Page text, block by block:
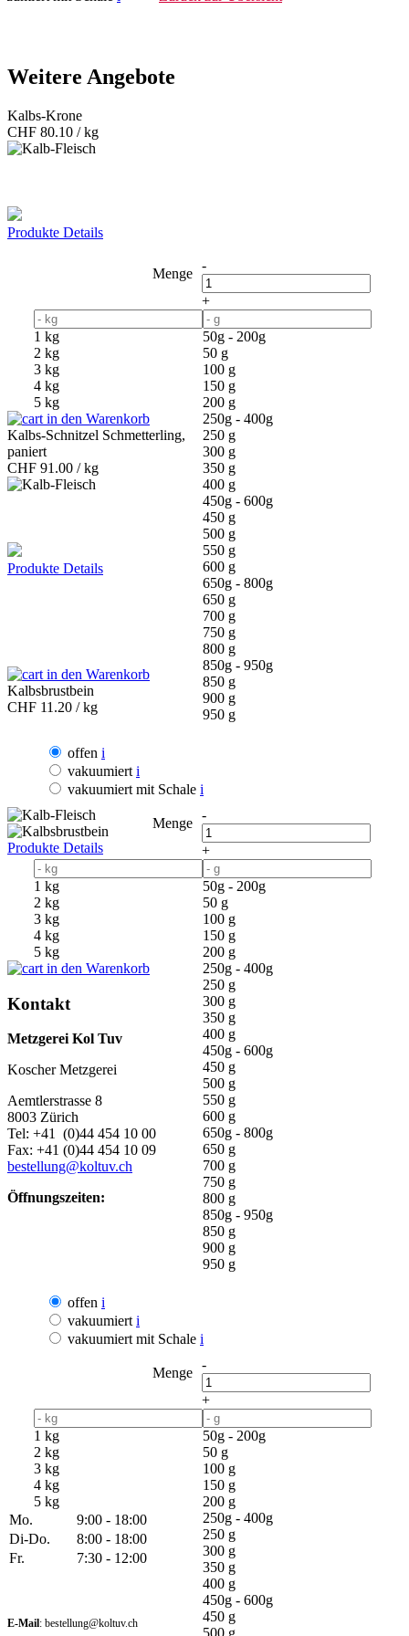
Weitere Angebote
Kalbs-Krone
CHF 80.10 / kg
Produkte Details
-
+
Menge
50g - 200g
50 g
100 g
150 g
200 g
250g - 400g
250 g
300 g
350 g
400 g
450g - 600g
450 g
500 g
550 g
600 g
650g - 800g
650 g
700 g
750 g
800 g
850g - 950g
850 g
900 g
950 g
1 kg
2 kg
3 kg
4 kg
5 kg
offen i
vakuumiert i
vakuumiert mit Schale i
in den Warenkorb
Kalbs-Schnitzel Schmetterling,
paniert
CHF 91.00 / kg
Produkte Details
-
+
Menge
50g - 200g
50 g
100 g
150 g
200 g
250g - 400g
250 g
300 g
350 g
400 g
450g - 600g
450 g
500 g
550 g
600 g
650g - 800g
650 g
700 g
750 g
800 g
850g - 950g
850 g
900 g
950 g
1 kg
2 kg
3 kg
4 kg
5 kg
offen i
vakuumiert i
vakuumiert mit Schale i
in den Warenkorb
Kalbsbrustbein
CHF 11.20 / kg
Produkte Details
-
+
Menge
50g - 200g
50 g
100 g
150 g
200 g
250g - 400g
250 g
300 g
350 g
400 g
450g - 600g
450 g
500 g
1 kg
2 kg
3 kg
4 kg
5 kg
in den Warenkorb
Kontakt
Metzgerei Kol Tuv
Koscher Metzgerei
Aemtlerstrasse 8
8003 Zürich
Tel: +41 (0)44 454 10 00
Fax: +41 (0)44 454 10 09
bestellung@koltuv.ch
Öffnungszeiten:
Mo.
9:00 - 18:00
Di-Do.
8:00 - 18:00
Fr.
7:30 - 12:00
E-Mail: bestellung@koltuv.ch